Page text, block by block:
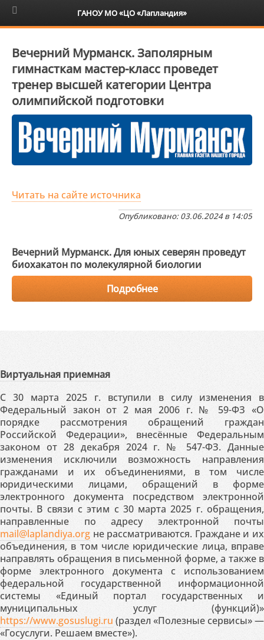
6+
Вечерний Мурманск. Заполярным
гимнасткам мастер-класс проведет
тренер высшей категории Центра
олимпийской подготовки
Читать на сайте источника
Опубликовано: 03.06.2024 в 14:05
Вечерний Мурманск. Для юных северян проведут
биохакатон по молекулярной биологии
Подробнее
Виртуальная приемная
С 30 марта 2025 г. вступили в силу изменения в
Федеральный закон от 2 мая 2006 г. № 59-ФЗ «О
порядке рассмотрения обращений граждан
Российской Федерации», внесённые Федеральным
законом от 28 декабря 2024 г. № 547-ФЗ. Данные
изменения исключили возможность направления
гражданами и их объединениями, в том числе
юридическими лицами, обращений в форме
электронного документа посредством электронной
почты. В связи с этим с 30 марта 2025 г. обращения,
направленные по адресу электронной почты
mail@laplandiya.org не рассматриваются. Граждане и их
объединения, в том числе юридические лица, вправе
направлять обращения в письменной форме, а также в
форме электронного документа с использованием
федеральной государственной информационной
системы «Единый портал государственных и
муниципальных услуг (функций)»
https://www.gosuslugi.ru (раздел «Полезные сервисы» —
«Госуслуги. Решаем вместе»).
ГАНОУ МО «ЦО «Лапландия»